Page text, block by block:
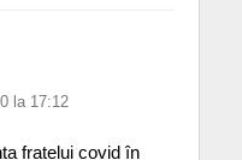
la 17:12
fratelui covid în